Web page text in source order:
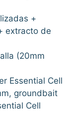
+
extracto de
(20mm
Essential Cell
groundbait
Cell